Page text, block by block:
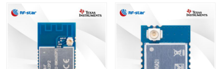
усилителем
мощности RF-BM-
2652P2